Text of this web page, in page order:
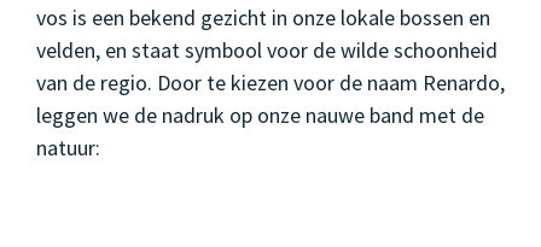
vos is een bekend gezicht in onze lokale bossen en
velden, en staat symbool voor de wilde schoonheid
van de regio. Door te kiezen voor de naam Renardo,
leggen we de nadruk op onze nauwe band met de
natuur: